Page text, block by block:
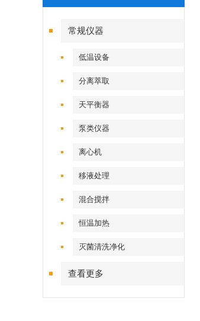
常规仪器
低温设备
分离萃取
天平衡器
泵类仪器
离心机
移液处理
混合搅拌
恒温加热
灭菌清洗净化
查看更多